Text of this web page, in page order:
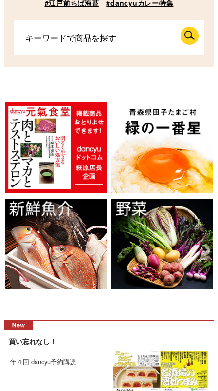
#江戸前ちば海苔 #dancyuカレー特集
買い忘れなし！
年４回 dancyu予約購読